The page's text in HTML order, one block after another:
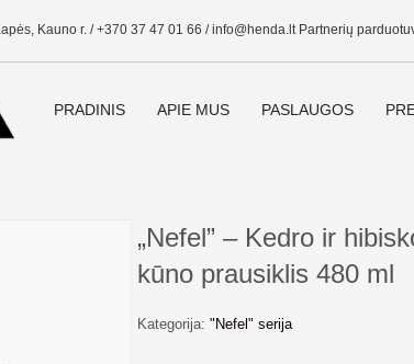
Kauno r. / +370 37 47 01 66 /info@henda.lt Partnerių
PRADINIS APIE MUS PASLAUGOS
„Nefel” – Kedro ir
kūno prausiklis 480 ml
Kategorija: "Nefel" serija